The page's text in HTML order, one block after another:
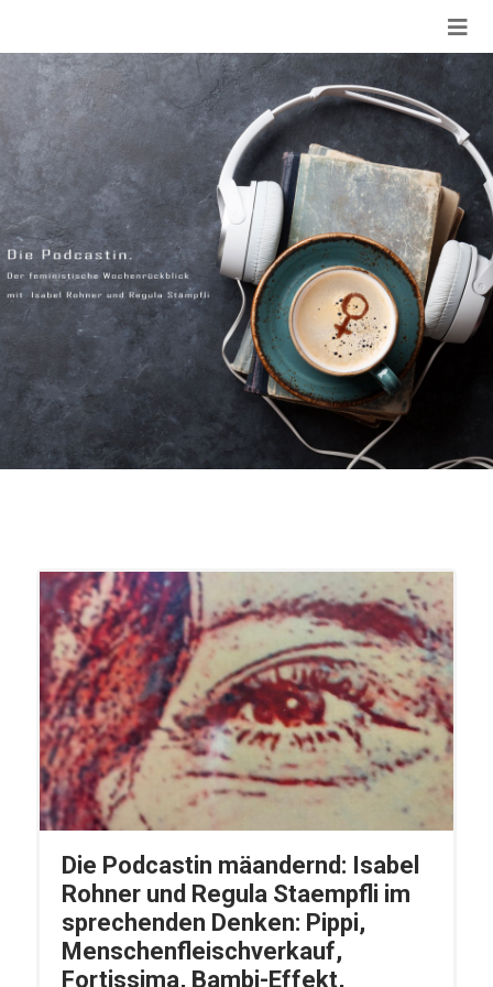
Die Podcastin mäandernd: Isabel
Rohner und Regula Staempfli im
sprechenden Denken: Pippi,
Menschenfleischverkauf,
Fortissima, Bambi-Effekt,